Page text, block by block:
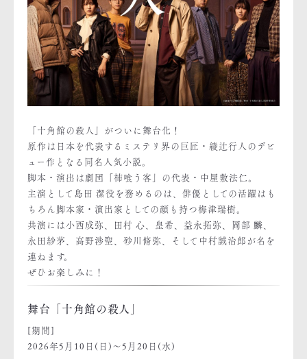
「十角館の殺人」がついに舞台化！
原作は日本を代表するミステリ界の巨匠・綾辻行人のデビ
ュー作となる同名人気小説。
脚本・演出は劇団「柿喰う客」の代表・中屋敷法仁。
主演として島田 潔役を務めるのは、俳優としての活躍はも
ちろん脚本家・演出家としての顔も持つ梅津瑞樹。
共演には小西成弥、田村 心、皇希、益永拓弥、岡部 麟、
永田紗茅、高野渉聖、砂川脩弥、そして中村誠治郎が名を
連ねます。
ぜひお楽しみに！
舞台「十角館の殺人」
[期間]
2026年5月10日(日)～5月20日(水)